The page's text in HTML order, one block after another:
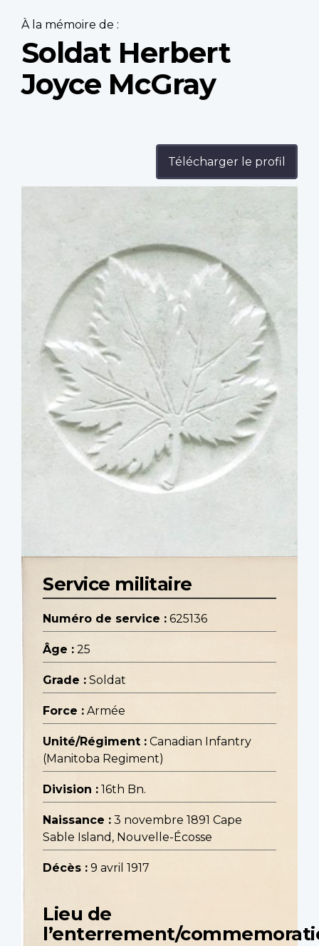
À la mémoire de :
Soldat Herbert
Joyce McGray
Télécharger le profil
Service militaire
Numéro de service : 625136
Âge : 25
Grade : Soldat
Force : Armée
Unité/Régiment : Canadian Infantry
(Manitoba Regiment)
Division : 16th Bn.
Naissance : 3 novembre 1891 Cape
Sable Island, Nouvelle-Écosse
Décès : 9 avril 1917
Lieu de
l’enterrement/